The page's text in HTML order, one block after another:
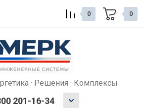
· Решения · Комплексы
201-16-34
0 0